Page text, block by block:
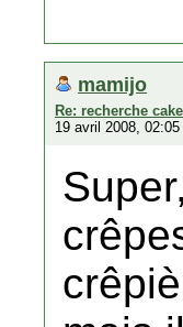
mamijo
Re: recherche
19 avril 2008, 02:05